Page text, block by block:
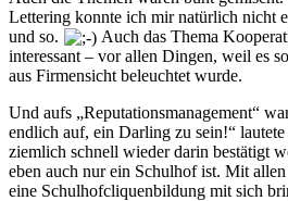
Lettering konnte ich mir natürlich nicht
und so.
Auch das Thema
interessant – vor allen Dingen, weil es
aus Firmensicht beleuchtet wurde.
Und aufs „Reputationsmanagement“
endlich auf, ein Darling zu sein!“
ziemlich schnell wieder darin bestätigt
eben auch nur ein Schulhof ist. Mit
eine Schulhofcliquenbildung mit sich